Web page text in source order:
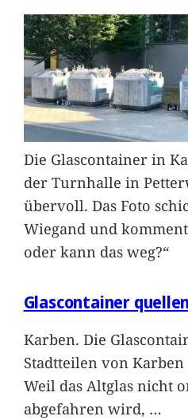
Die Glascontainer in
der Turnhalle in
übervoll. Das Foto
Wiegand und
oder kann das weg?“
Glascontainer
Karben. Die
Stadtteilen von
Weil das Altglas nicht
abgefahren wird, …